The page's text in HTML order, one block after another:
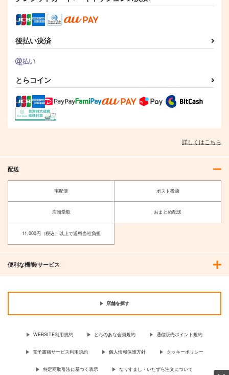
後払い決済
とらコイン
詳しくはこちら
配送
宅配便 ポスト投函
店頭受取 おまとめ配送
11,000円（税込）以上で送料当社負担
便利な機能/サービス
店舗を探す
WEBSITE利用規約 とらのあな会員規約 通信販売ポイント規約
電子書籍サービス利用規約 個人情報保護方針 クッキーポリシー
特定商取引法に基づく表示 なりすまし・いたずら注文について